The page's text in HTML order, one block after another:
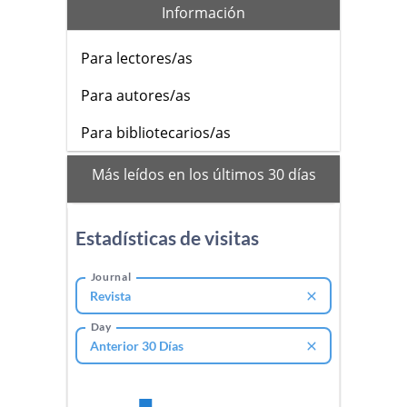
Información
Para lectores/as
Para autores/as
Para bibliotecarios/as
mas_vistos
Más leídos en los últimos 30 días